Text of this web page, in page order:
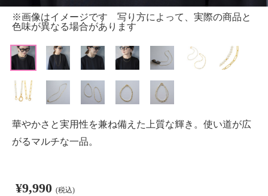
※画像はイメージです 写り方によって、実際の商品と
色味が異なる場合があります
華やかさと実用性を兼ね備えた上質な輝き。使い道が広
がるマルチな一品。
¥9,990 (税込)